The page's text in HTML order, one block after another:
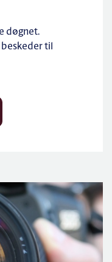
døgnet.
til